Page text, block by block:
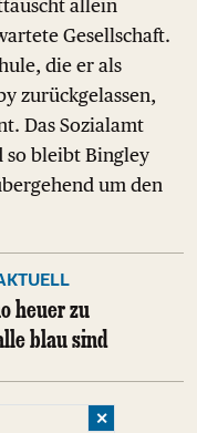
allein
Gesellschaft.
die er als
zurückgelassen,
Das Sozialamt
so bleibt Bingley
um den
heuer zu
blau sind
✕